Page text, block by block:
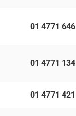
01 4771 646
01 4771 134
01 4771 421